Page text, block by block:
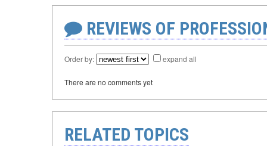
REVIEWS OF
Order by: expand all
There are no comments yet
RELATED TOPICS